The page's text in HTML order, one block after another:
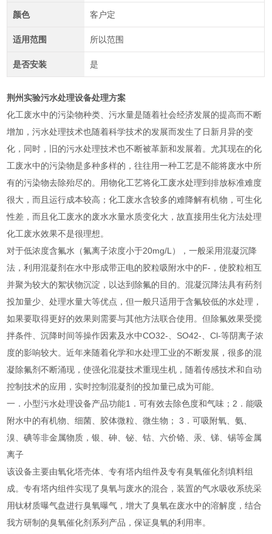
颜色 客户定
适用范围 所以范围
是否安装 是
荆州实验污水处理设备处理方案
化工废水中的污染物种类、污水量是随着社会经济发展的提高而不断
增加，污水处理技术也随着科学技术的发展而发生了日新月异的变
化，同时，旧的污水处理技术也不断被革新和发展着。尤其现在的化
工废水中的污染物是多种多样的，往往用一种工艺是不能将废水中所
有的污染物去除殆尽的。用物化工艺将化工废水处理到排放标准难度
很大，而且运行成本较高；化工废水含较多的难降解有机物，可生化
性差，而且化工废水的废水水量水质变化大，故直接用生化方法处理
化工废水效果不是很理想。
对于低浓度含氟水（氟离子浓度小于20mg/L），一般采用混凝沉降
法，利用混凝剂在水中形成带正电的胶粒吸附水中的F-，使胶粒相互
并聚为较大的絮状物沉淀，以达到除氟的目的。混凝沉降法具有药剂
投加量少、处理水量大等优点，但一般只适用于含氟较低的水处理，
如果要取得更好的效果则需要与其他方法联合使用。但除氟效果受搅
拌条件、沉降时间等操作因素及水中CO32-、SO42-、Cl-等阴离子浓
度的影响较大。近年来随着化学和水处理工业的不断发展，很多的混
凝除氟剂不断涌现，使强化混凝技术重现生机，随着传感技术和自动
控制技术的应用，实时控制混凝剂的投加量已成为可能。
一．小型污水处理设备产品功能1．可有效去除色度和气味；2．能吸
附水中的有机物、细菌、胶体微粒、微生物； 3．可吸附氧、氨、
溴、碘等非金属物质，银、砷、铋、钴、六价铬、汞、锑、锡等金属
离子
该设备主要由氧化塔壳体、专有塔内组件及专有臭氧催化剂填料组
成。专有塔内组件实现了臭氧与废水的混合，装置的气水吸收系统采
用钛材质曝气盘进行臭氧曝气，增大了臭氧在废水中的溶解度，结合
我方研制的臭氧催化剂系列产品，保证臭氧的利用率。